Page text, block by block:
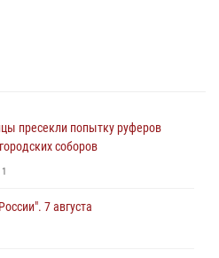
пресекли попытку руферов
соборов
1
7 августа